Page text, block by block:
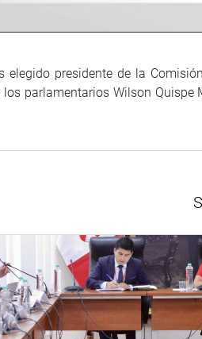
presidente de la
parlamentarios Wilson Quispe